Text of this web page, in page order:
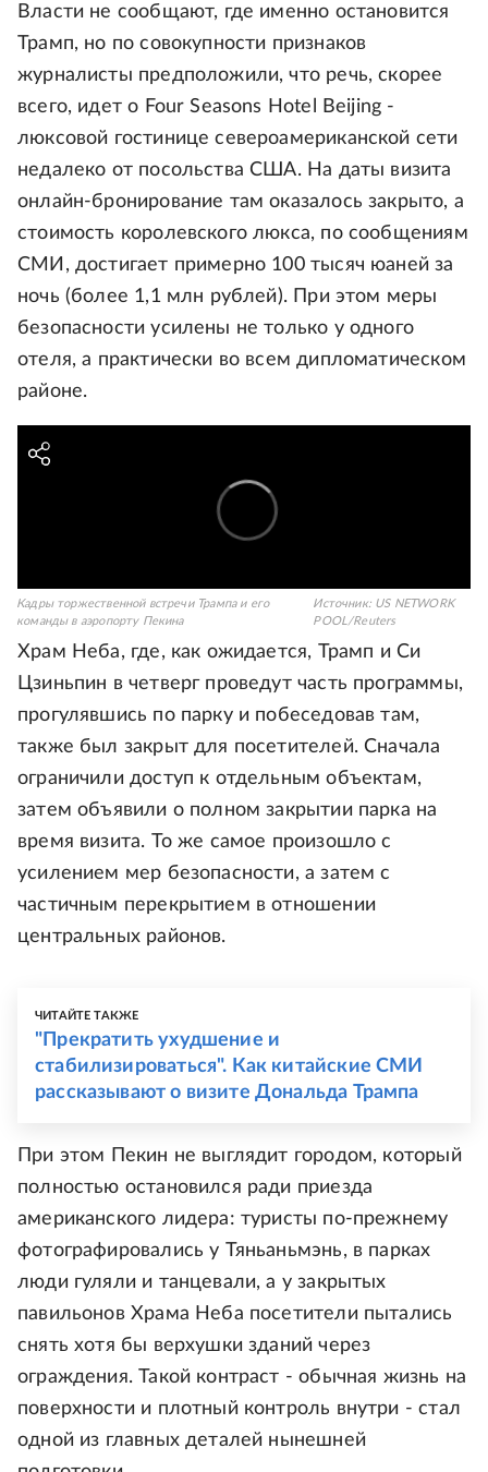
Власти не сообщают, где именно остановится
Трамп, но по совокупности признаков
журналисты предположили, что речь, скорее
всего, идет о Four Seasons Hotel Beijing -
люксовой гостинице североамериканской сети
недалеко от посольства США. На даты визита
онлайн-бронирование там оказалось закрыто, а
стоимость королевского люкса, по сообщениям
СМИ, достигает примерно 100 тысяч юаней за
ночь (более 1,1 млн рублей). При этом меры
безопасности усилены не только у одного
отеля, а практически во всем дипломатическом
районе.
Кадры торжественной встречи Трампа и его
команды в аэропорту Пекина
Источник: US NETWORK
POOL/Reuters
Храм Неба, где, как ожидается, Трамп и Си
Цзиньпин в четверг проведут часть программы,
прогулявшись по парку и побеседовав там,
также был закрыт для посетителей. Сначала
ограничили доступ к отдельным объектам,
затем объявили о полном закрытии парка на
время визита. То же самое произошло с
усилением мер безопасности, а затем с
частичным перекрытием в отношении
центральных районов.
ЧИТАЙТЕ ТАКЖЕ
"Прекратить ухудшение и
стабилизироваться". Как китайские СМИ
рассказывают о визите Дональда Трампа
При этом Пекин не выглядит городом, который
полностью остановился ради приезда
американского лидера: туристы по-прежнему
фотографировались у Тяньаньмэнь, в парках
люди гуляли и танцевали, а у закрытых
павильонов Храма Неба посетители пытались
снять хотя бы верхушки зданий через
ограждения. Такой контраст - обычная жизнь на
поверхности и плотный контроль внутри - стал
одной из главных деталей нынешней